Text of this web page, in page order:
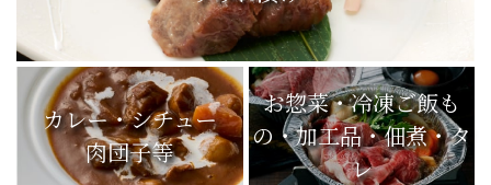
カレー・シチュー
肉団子等
お惣菜・冷凍ご飯も
の・加工品・佃煮・タ
レ